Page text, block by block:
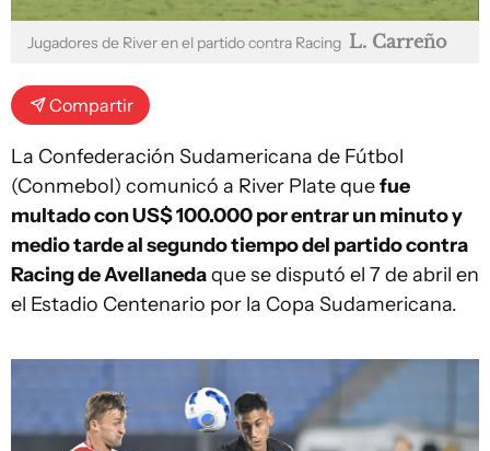
Jugadores de River en el partido contra Racing L. Carreño
Compartir
La Confederación Sudamericana de Fútbol
(Conmebol) comunicó a River Plate quefue
multado con US$ 100.000 por entrar un minuto y
medio tarde al segundo tiempo del partido contra
Racing de Avellanedaque se disputó el 7 de abril en
el Estadio Centenario por la Copa Sudamericana.